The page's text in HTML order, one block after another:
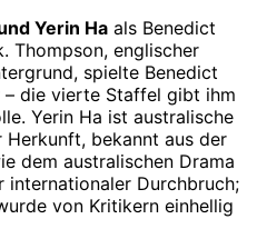
Yerin Ha als Benedict
Thompson, englischer
spielte Benedict
die vierte Staffel gibt ihm
Yerin Ha ist australische
Herkunft, bekannt aus der
dem australischen Drama
internationaler Durchbruch;
von Kritikern einhellig